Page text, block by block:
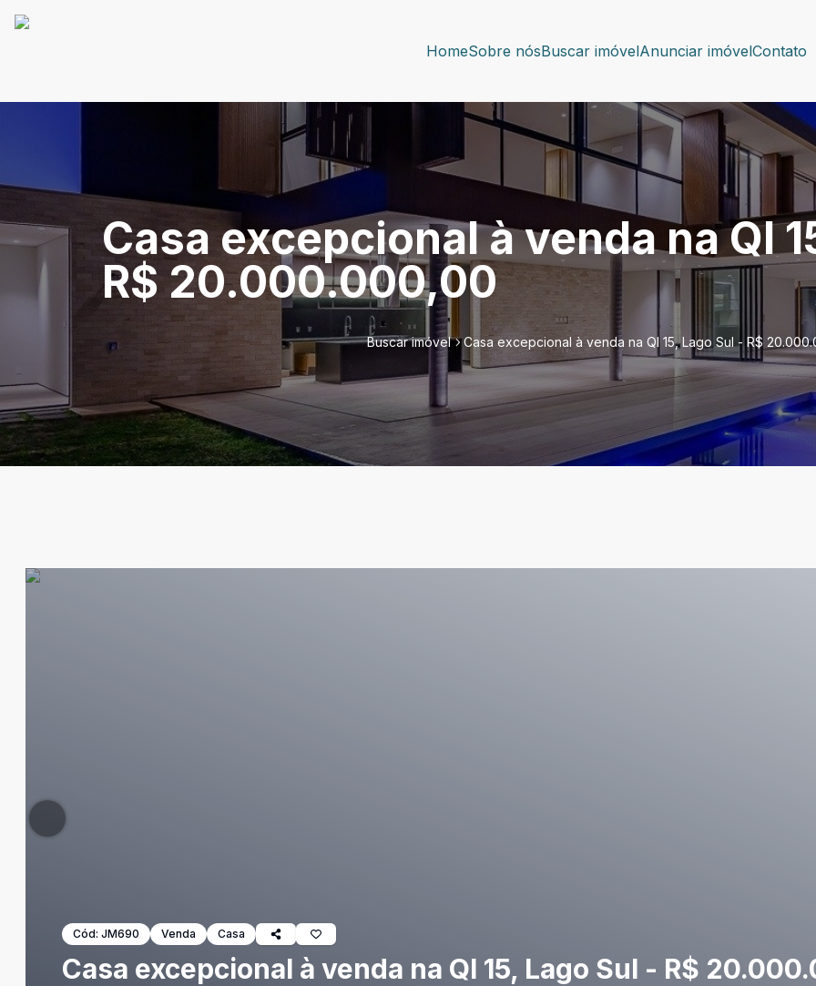
HomeSobre nósBuscar imóvelAnunciar imóvelContato
Casa excepcional à venda na QI
R$ 20.000.000,00
Buscar imóvel Casa excepcional à venda na QI 15, Lago Sul - R$
Cód: JM690 Venda Casa
Casa excepcional à venda na QI 15, Lago Sul - R$